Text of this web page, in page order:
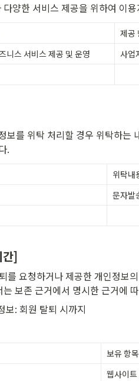
양한 서비스 제공을 위하여 이
제공
니스 서비스 제공 및 운영 사업
보를 위탁 처리할 경우 위탁하
.
위탁내
문자발
간]
요청하거나 제공한 개인정보
보존 근거에서 명시한 근거에
보: 회원 탈퇴 시까지
보유 항목
웹사이